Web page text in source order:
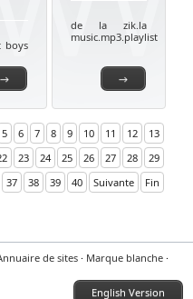
→
boys
→
de la zik.la
music.mp3.playlist
5 6 7 8 9 10 11 12
13
23 24 25 26 27 28
29
37 38 39 40 Suivante Fin
de sites · Marque blanche ·
English Version